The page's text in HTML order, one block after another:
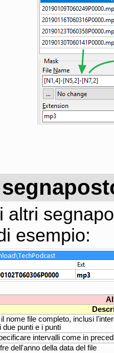
altri
esempio:
nome file completo, inclusi
due punti e i punti
intervalli come in
dell'anno della data del file